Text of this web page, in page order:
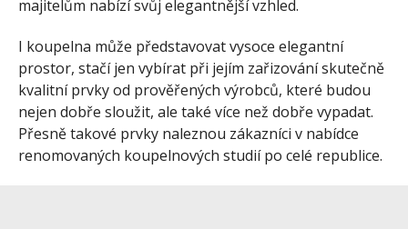
majitelům nabízí svůj elegantnější vzhled.
I koupelna může představovat vysoce elegantní
prostor, stačí jen vybírat při jejím zařizování skutečně
kvalitní prvky od prověřených výrobců, které budou
nejen dobře sloužit, ale také více než dobře vypadat.
Přesně takové prvky naleznou zákazníci v nabídce
renomovaných koupelnových studií po celé republice.